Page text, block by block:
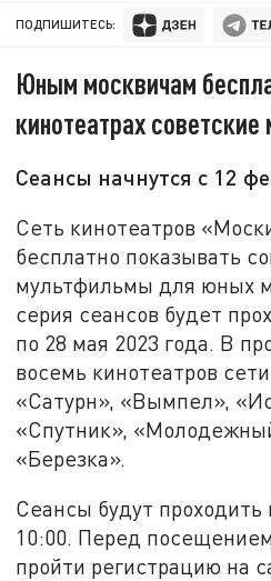
ПОДПИШИТЕСЬ:
Юным москвичам
кинотеатрах
Сеансы начнутся с 12
Сеть кинотеатров
бесплатно показывать
мультфильмы для юных
серия сеансов будет
по 28 мая 2023 года. В
восемь кинотеатров
«Сатурн», «Вымпел»,
«Спутник»,
«Березка».
Сеансы будут проходить
10:00. Перед
пройти регистрацию на